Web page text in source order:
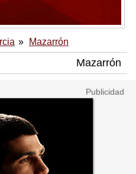
Mazarrón
Mazarrón